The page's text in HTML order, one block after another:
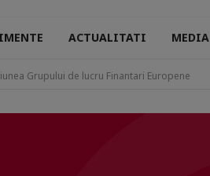
ACTUALITATI MEDIA
Grupului de lucru Finantari Europene